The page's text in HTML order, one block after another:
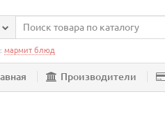
мармит блюд
Производители